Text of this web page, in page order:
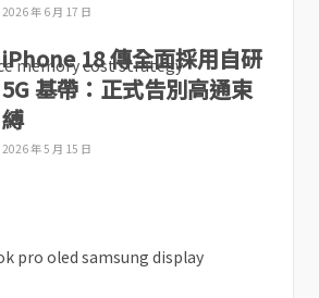
2026 年 6 月 17 日
iPhone 18 傳全面採用自研
5G 基帶：正式告別高通束
縛
2026 年 5 月 15 日